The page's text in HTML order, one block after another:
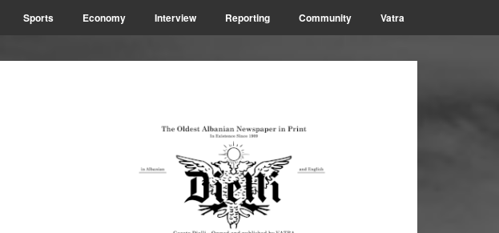
Sports Economy Interview Reporting Community Vatra